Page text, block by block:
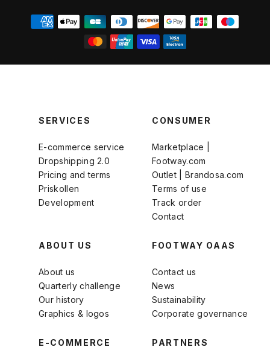
SERVICES
E-commerce service
Dropshipping 2.0
Pricing and terms
Priskollen
Development
CONSUMER
Marketplace |
Footway.com
Outlet | Brandosa.com
Terms of use
Track order
Contact
ABOUT US
About us
Quarterly challenge
Our history
Graphics & logos
FOOTWAY OAAS
Contact us
News
Sustainability
Corporate governance
E-COMMERCE PARTNERS